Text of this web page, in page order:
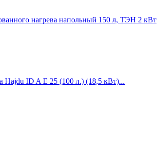
нагрева напольный 150 л, ТЭН 2 кВт
Hajdu ID A E 25 (100 л.) (18,5 кВт)...